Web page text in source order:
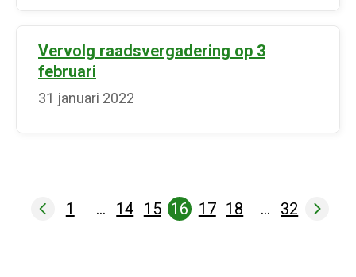
Vervolg raadsvergadering op 3
februari
31 januari 2022
Pagina
1 …
Pagina
14
Pagina
15 16
Pagina
17
Pagina
18 …
Pagina
32